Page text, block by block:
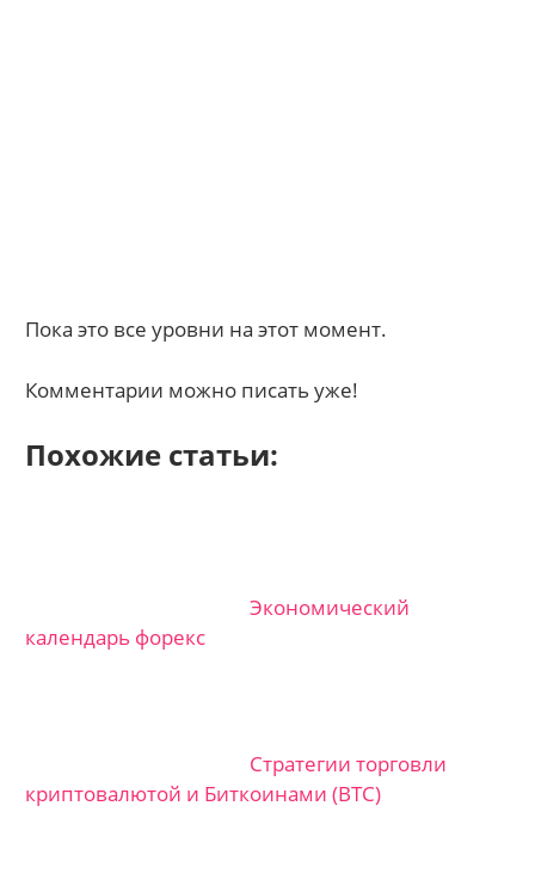
Пока это все уровни на этот момент.
Комментарии можно писать уже!
Похожие статьи:
Экономический
календарь форекс
Стратегии торговли
криптовалютой и Биткоинами (BTC)